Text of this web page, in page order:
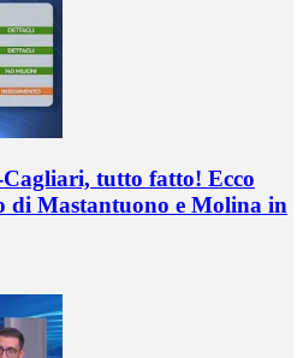
tutto fatto! Ecco
di Mastantuono e Molina in